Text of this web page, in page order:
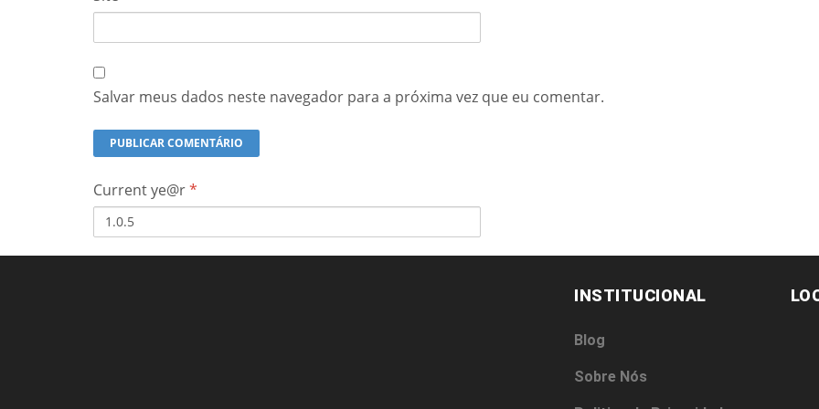
Salvar meus dados neste navegador para a próxima vez que eu comentar.
Current ye@r*
INSTITUCIONAL
Blog
Sobre Nós